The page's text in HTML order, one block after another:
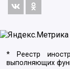
* Реестр
выполняющих